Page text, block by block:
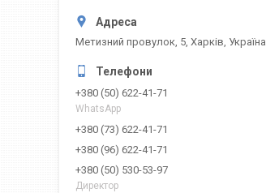
Метизний провулок, 5, Харків, Україна
+380 (50) 622-41-71
WhatsApp
+380 (73) 622-41-71
+380 (96) 622-41-71
+380 (50) 530-53-97
Директор